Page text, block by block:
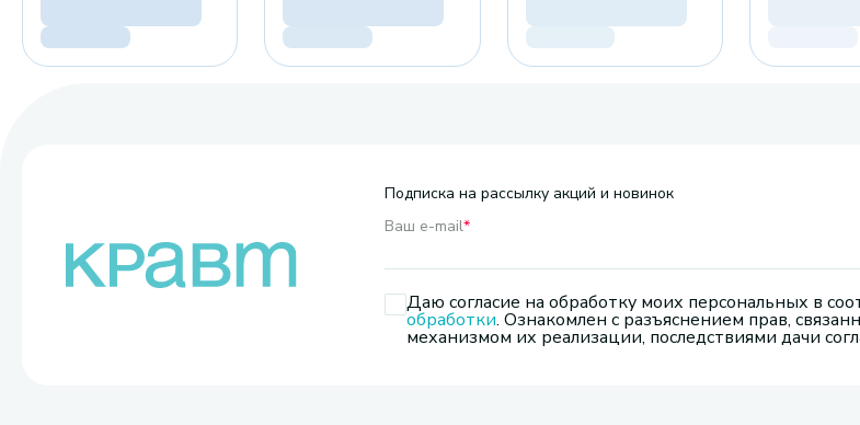
Подписка на рассылку акций и новинок
Ваш e-mail*
Даю согласие на обработку моих персональных в
обработки. Ознакомлен с разъяснением прав,
механизмом их реализации, последствиями дачи